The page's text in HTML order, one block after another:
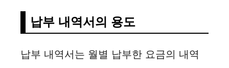
납부 내역서의 용도
납부 내역서는 월별 납부한 요금의 내역